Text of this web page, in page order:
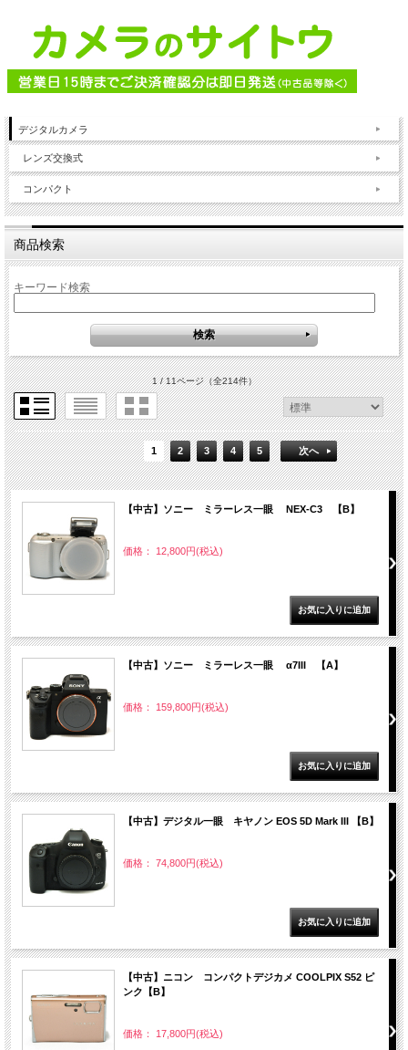
デジタルカメラ
レンズ交換式
コンパクト
商品検索
キーワード検索
1 / 11ページ（全214件）
1 2 3 4 5 次へ
【中古】ソニー ミラーレス一眼 NEX-C3 【B】
価格： 12,800円(税込)
【中古】ソニー ミラーレス一眼 α7III 【A】
価格： 159,800円(税込)
【中古】デジタル一眼 キヤノン EOS 5D Mark III 【B】
価格： 74,800円(税込)
【中古】ニコン コンパクトデジカメ COOLPIX S52 ピ
ンク【B】
価格： 17,800円(税込)